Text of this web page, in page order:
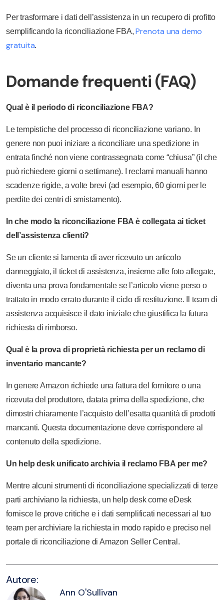
Per trasformare i dati dell’assistenza in un recupero di profitto
semplificando la riconciliazione FBA, Prenota una demo
gratuita.
Domande frequenti (FAQ)
Qual è il periodo di riconciliazione FBA?
Le tempistiche del processo di riconciliazione variano. In
genere non puoi iniziare a riconciliare una spedizione in
entrata finché non viene contrassegnata come “chiusa” (il che
può richiedere giorni o settimane). I reclami manuali hanno
scadenze rigide, a volte brevi (ad esempio, 60 giorni per le
perdite dei centri di smistamento).
In che modo la riconciliazione FBA è collegata ai ticket
dell’assistenza clienti?
Se un cliente si lamenta di aver ricevuto un articolo
danneggiato, il ticket di assistenza, insieme alle foto allegate,
diventa una prova fondamentale se l’articolo viene perso o
trattato in modo errato durante il ciclo di restituzione. Il team di
assistenza acquisisce il dato iniziale che giustifica la futura
richiesta di rimborso.
Qual è la prova di proprietà richiesta per un reclamo di
inventario mancante?
In genere Amazon richiede una fattura del fornitore o una
ricevuta del produttore, datata prima della spedizione, che
dimostri chiaramente l’acquisto dell’esatta quantità di prodotti
mancanti. Questa documentazione deve corrispondere al
contenuto della spedizione.
Un help desk unificato archivia il reclamo FBA per me?
Mentre alcuni strumenti di riconciliazione specializzati di terze
parti archiviano la richiesta, un help desk come eDesk
fornisce le prove critiche e i dati semplificati necessari al tuo
team per archiviare la richiesta in modo rapido e preciso nel
portale di riconciliazione di Amazon Seller Central.
Autore:
Ann O'Sullivan